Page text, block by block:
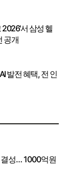
서 삼성 헬
공개
발전 혜택, 전 인
성… 1000억원